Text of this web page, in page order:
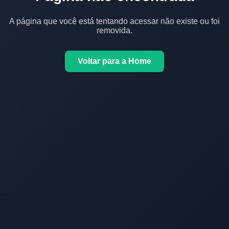
A página que você está tentando acessar não existe ou foi
removida.
Voltar para a Home